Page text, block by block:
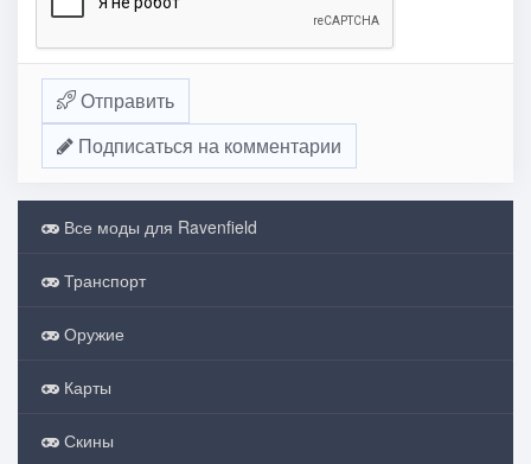
Отправить
Подписаться на комментарии
Все моды для Ravenfield
Транспорт
Оружие
Карты
Скины